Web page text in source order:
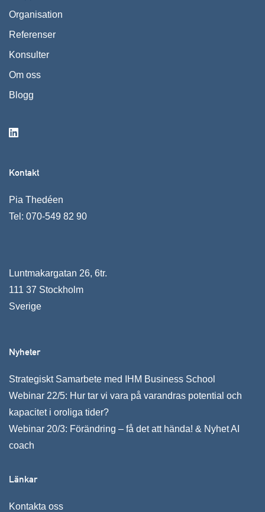
Organisation
Referenser
Konsulter
Om oss
Blogg
Kontakt
Pia Thedéen
Tel: 070-549 82 90
Luntmakargatan 26, 6tr.
111 37 Stockholm
Sverige
Nyheter
Strategiskt Samarbete med IHM Business School
Webinar 22/5: Hur tar vi vara på varandras potential och
kapacitet i oroliga tider?
Webinar 20/3: Förändring – få det att hända! & Nyhet AI
coach
Länkar
Kontakta oss